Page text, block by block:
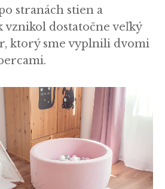
stranách stien a
vznikol dostatočne veľký
ktorý sme vyplnili dvomi